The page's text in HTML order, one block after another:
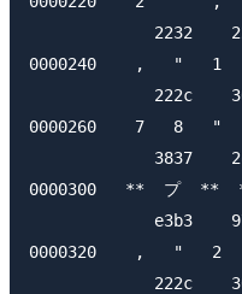
2232
0000240    ,   "
222c
0000260    7   8
3837
0000300   **  プ
e3b3
0000320    ,